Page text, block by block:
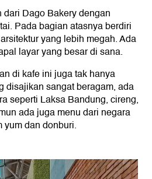
Dago Bakery dengan
Pada bagian atasnya berdiri
yang lebih megah. Ada
layar yang besar di sana.
di kafe ini juga tak hanya
disajikan sangat beragam, ada
seperti Laksa Bandung, cireng,
ada juga menu dari negara
yum dan donburi.